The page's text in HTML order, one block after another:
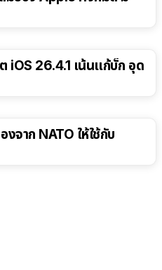
iOS 26.4.1 เน้นแก้บั๊ก อุด
จาก NATO ให้ใช้กับ